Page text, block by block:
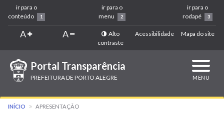
ir para o
conteúdo
1
ir para o
menu
2
ir para o
rodapé
3
A A
Alto
contraste
Acessibilidade Mapa do site
Portal Transparência
PREFEITURA DE PORTO ALEGRE
MENU
INÍCIO APRESENTAÇÃO